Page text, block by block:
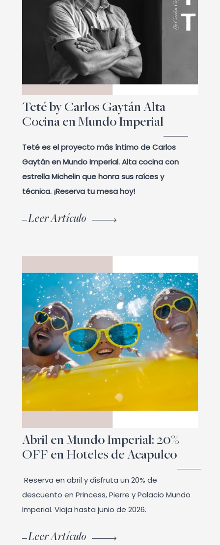
Teté by Carlos Gaytán Alta
Cocina en Mundo Imperial
Teté es el proyecto más íntimo de Carlos
Gaytán en Mundo Imperial. Alta cocina con
estrella Michelin que honra sus raíces y
técnica. ¡Reserva tu mesa hoy!
Leer Artículo
Abril en Mundo Imperial: 20%
OFF en Hoteles de Acapulco
Reserva en abril y disfruta un 20% de
descuento en Princess, Pierre y Palacio Mundo
Imperial. Viaja hasta junio de 2026.
Leer Artículo